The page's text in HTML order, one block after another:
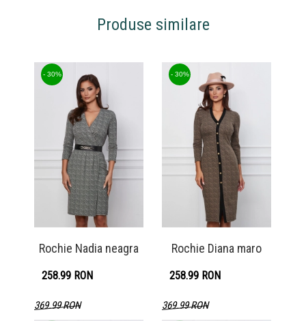
Produse similare
Rochie Nadia neagra
- 30%
258.99 RON
369.99 RON
Rochie Diana maro
- 30%
258.99 RON
369.99 RON